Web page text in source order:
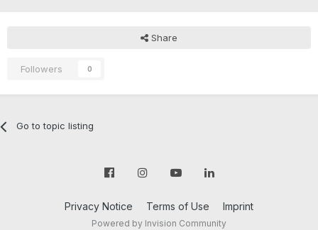
Share
Followers 0
Go to topic listing
Privacy Notice Terms of Use Imprint
Powered by Invision Community